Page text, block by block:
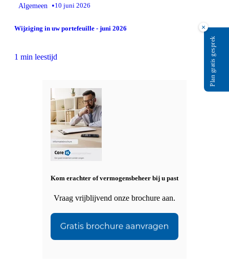
Algemeen •10 juni 2026
Wijziging in uw portefeuille - juni 2026
1 min leestijd
Kom erachter of vermogensbeheer bij u past
Vraag vrijblijvend onze brochure aan.
×
Plan gratis gesprek